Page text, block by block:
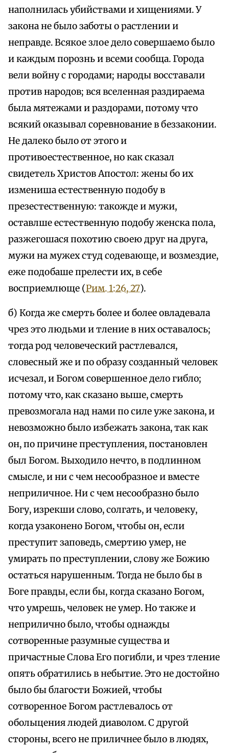
наполнилась убийствами и хищениями. У
закона не было заботы о растлении и
неправде. Всякое злое дело совершаемо было
и каждым порознь и всеми сообща. Города
вели войну с городами; народы восставали
против народов; вся вселенная раздираема
была мятежами и раздорами, потому что
всякий оказывал соревнование в беззаконии.
Не далеко было от этого и
противоестественное, но как сказал
свидетель Христов Апостол: жены бо их
измениша естественную подобу в
презестественную: такожде и мужи,
оставлше естественную подобу женска пола,
разжегошася похотию своею друг на друга,
мужи на мужех студ содевающе, и возмездие,
еже подобаше прелести их, в себе
восприемлюще (Рим. 1:26, 27).
б) Когда же смерть более и более овладевала
чрез это людьми и тление в них оставалось;
тогда род человеческий растлевался,
словесный же и по образу созданный человек
исчезал, и Богом совершенное дело гибло;
потому что, как сказано выше, смерть
превозмогала над нами по силе уже закона, и
невозможно было избежать закона, так как
он, по причине преступления, постановлен
был Богом. Выходило нечто, в подлинном
смысле, и ни с чем несообразное и вместе
неприличное. Ни с чем несообразно было
Богу, изрекши слово, солгать, и человеку,
когда узаконено Богом, чтобы он, если
преступит заповедь, смертию умер, не
умирать по преступлении, слову же Божию
остаться нарушенным. Тогда не было бы в
Боге правды, если бы, когда сказано Богом,
что умрешь, человек не умер. Но также и
неприлично было, чтобы однажды
сотворенные разумные существа и
причастные Слова Его погибли, и чрез тление
опять обратились в небытие. Это не достойно
было бы благости Божией, чтобы
сотворенное Богом растлевалось от
оболыцения людей диаволом. С другой
стороны, всего не приличнее было в людях,